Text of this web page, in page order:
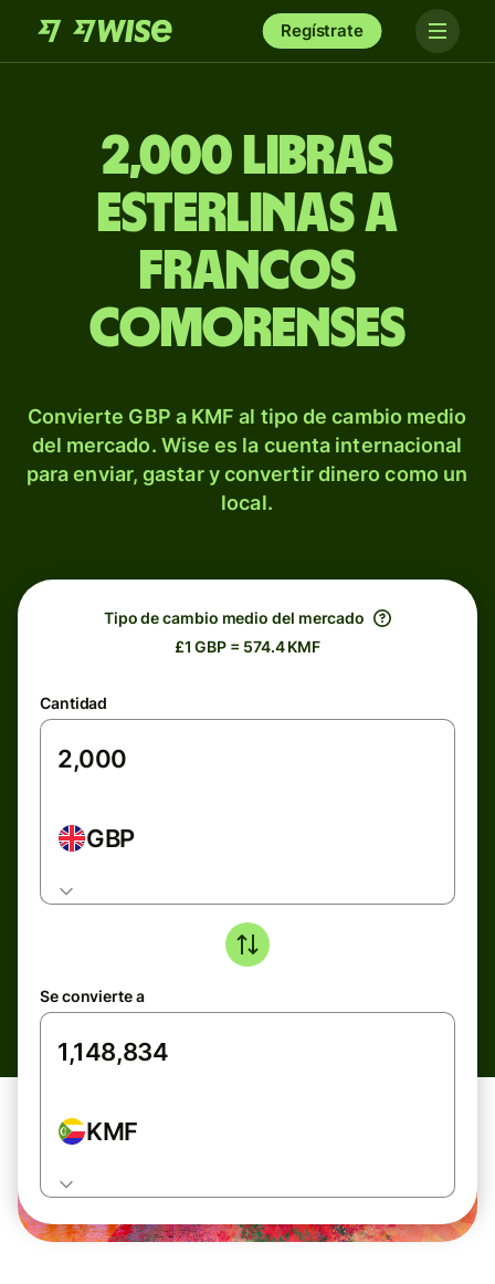
Regístrate
2,000 libras
esterlinas a
francos
comorenses
Convierte GBP a KMF al tipo de cambio medio
del mercado. Wise es la cuenta internacional
para enviar, gastar y convertir dinero como un
local.
Tipo de cambio medio del mercado
£1 GBP = 574.4 KMF
Cantidad
GBP
Se convierte a
KMF